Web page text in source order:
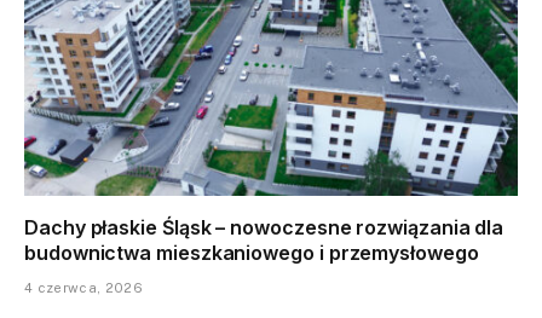
Dachy płaskie Śląsk – nowoczesne rozwiązania dla
budownictwa mieszkaniowego i przemysłowego
4 czerwca, 2026